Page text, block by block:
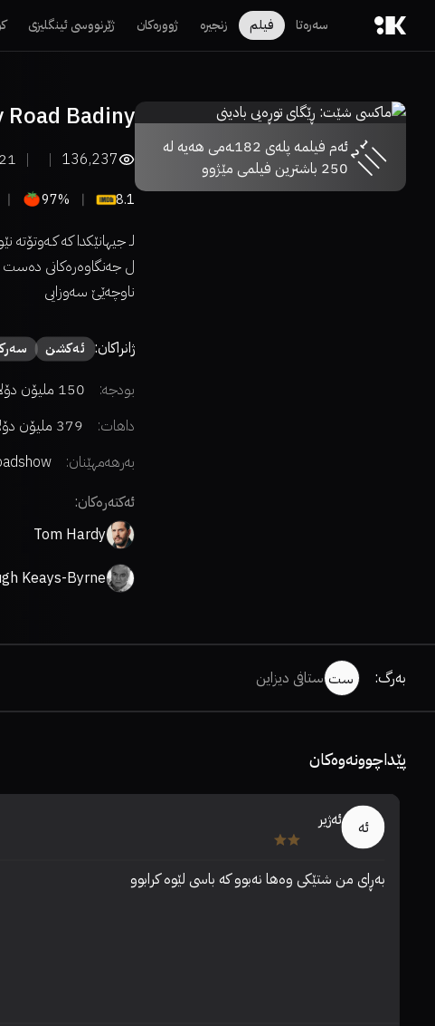
سەرەتا فیلم زنجیرە ژوورەکان ژێرنووسی ئینگلیزی
ئەم فیلمە پلەی 182ـەمی هەیە لە
250 باشترین فیلمی مێژوو
Road Badiny
136,237
8.1
97%
لـ جیهانێکدا کە
ل جەنگاوەرەکانی دەست
ناوچەێێ سەوزایی
ژانراکان: ئەكشن
بودجە: 150 ملیۆن دۆلار
داهات:
379 ملیۆن دۆلار
بەرهەمهێنان:
ئەکتەرەکان:
Tom Hardy
Keays-Byrne
بەرگ: ست ستافی دیزاین
پێداچوونەوەکان
ئە ئەژیر
بەڕای من شتێکی وەها نەبوو کە باسی لێوە کرابوو